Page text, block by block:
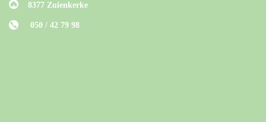
8377 Zuienkerke
050 / 42 79 98